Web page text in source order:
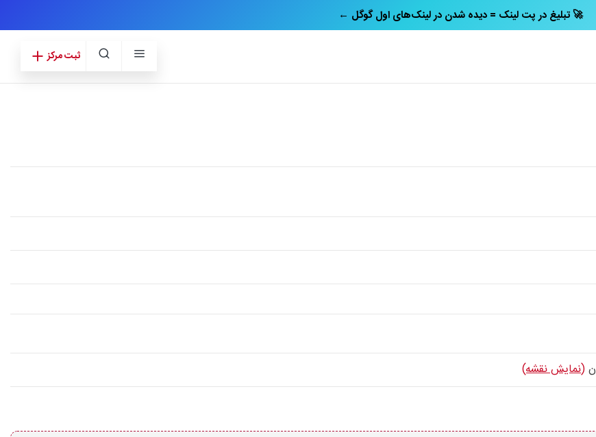
← تبلیغ در پت‌ لینک = دیده شدن در لینک‌های اول گوگل 🚀
ثبت مرکز
(نمایش نقشه)